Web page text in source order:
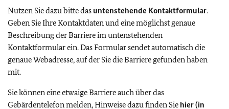
Nutzen Sie dazu bitte das untenstehende Kontaktformular.
Geben Sie Ihre Kontaktdaten und eine möglichst genaue
Beschreibung der Barriere im untenstehenden
Kontaktformular ein. Das Formular sendet automatisch die
genaue Webadresse, auf der Sie die Barriere gefunden haben
mit.
Sie können eine etwaige Barriere auch über das
Gebärdentelefon melden, Hinweise dazu finden Sie hier (in